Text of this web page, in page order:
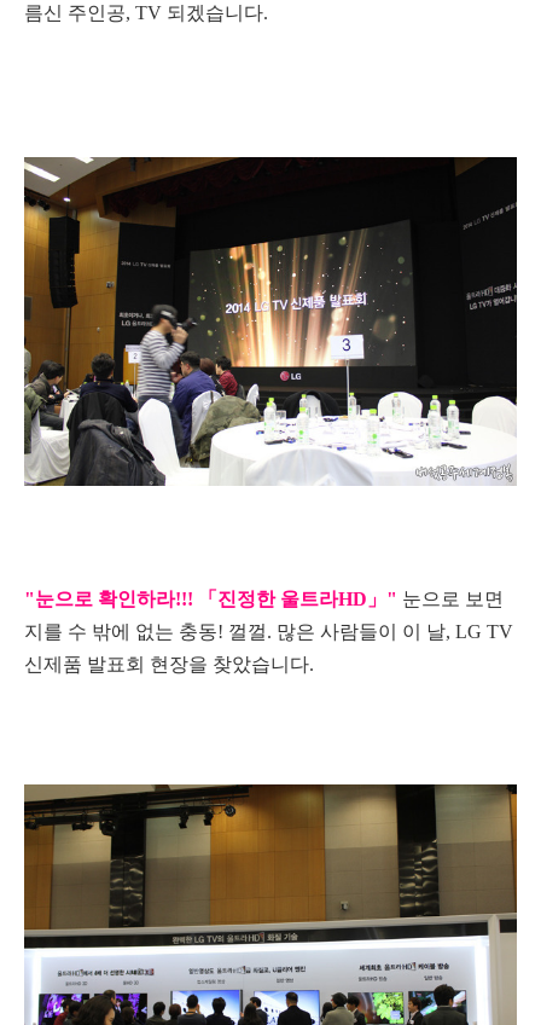
름신 주인공, TV 되겠습니다.
"눈으로 확인하라!!! 「진정한 울트라HD」" 눈으로 보면
지를 수 밖에 없는 충동! 껄껄. 많은 사람들이 이 날, LG TV
신제품 발표회 현장을 찾았습니다.